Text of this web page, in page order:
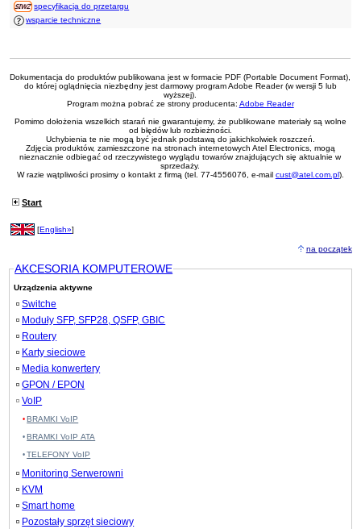
specyfikacja do przetargu
wsparcie techniczne
Dokumentacja do produktów publikowana jest w formacie PDF (Portable Document Format),
do której oglądnięcia niezbędny jest darmowy program Adobe Reader (w wersji 5 lub
wyższej).
Program można pobrać ze strony producenta: Adobe Reader
Pomimo dołożenia wszelkich starań nie gwarantujemy, że publikowane materiały są wolne
od błędów lub rozbieżności.
Uchybienia te nie mogą być jednak podstawą do jakichkolwiek roszczeń.
Zdjęcia produktów, zamieszczone na stronach internetowych Atel Electronics, mogą
nieznacznie odbiegać od rzeczywistego wyglądu towarów znajdujących się aktualnie w
sprzedaży.
W razie wątpliwości prosimy o kontakt z firmą (tel. 77-4556076, e-mail cust@atel.com.pl).
Start
[English»]
na początek
AKCESORIA KOMPUTEROWE
Urządzenia aktywne
Switche
Moduły SFP, SFP28, QSFP, GBIC
Routery
Karty sieciowe
Media konwertery
GPON / EPON
VoIP
BRAMKI VoIP
BRAMKI VoIP ATA
TELEFONY VoIP
Monitoring Serwerowni
KVM
Smart home
Pozostały sprzęt sieciowy